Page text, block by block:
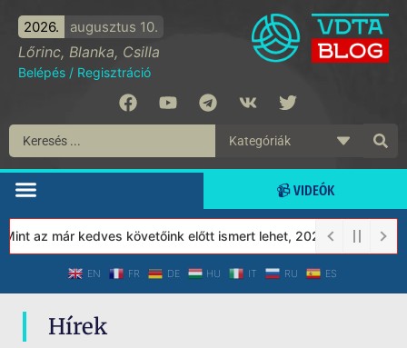
2026. augusztus 10.
Lőrinc, Blanka, Csilla
Belépés / Regisztráció
📹 VIDEÓK
az már kedves követőink előtt ismert lehet, 2023-tól a Védett
EN FR DE HU IT RU ES
Hírek